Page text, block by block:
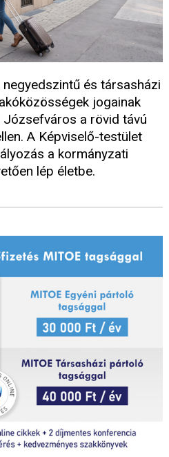
és társasházi
jogainak
a rövid távú
A Képviselő-testület
a kormányzati
lép életbe.